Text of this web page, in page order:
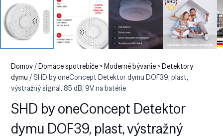
Domov/Domáce spotrebiče > Moderné bývanie > Detektory
dymu / SHD by oneConcept Detektor dymu DOF39, plast,
výstražný signál: 85 dB, 9V na batérie
SHD by oneConcept Detektor
dymu DOF39, plast, výstražný